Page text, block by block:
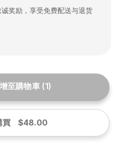
奖励，享受免费配送与退货
至購物車(1)
買 $48.00